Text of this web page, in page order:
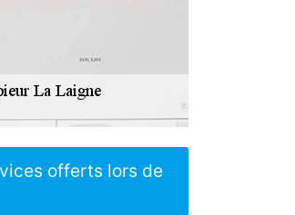
offerts lors de